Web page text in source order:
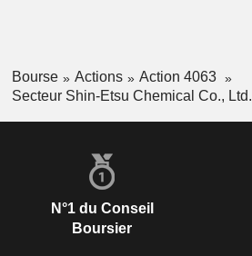
Bourse Actions
Action 4063
Secteur Shin-Etsu Chemical Co., Ltd.
N°1 du Conseil
Boursier